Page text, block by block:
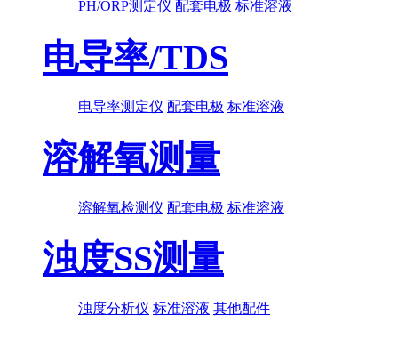
PH/ORP测定仪 配套电极 标准溶液
电导率/TDS
电导率测定仪 配套电极 标准溶液
溶解氧测量
溶解氧检测仪 配套电极 标准溶液
浊度SS测量
浊度分析仪 标准溶液 其他配件